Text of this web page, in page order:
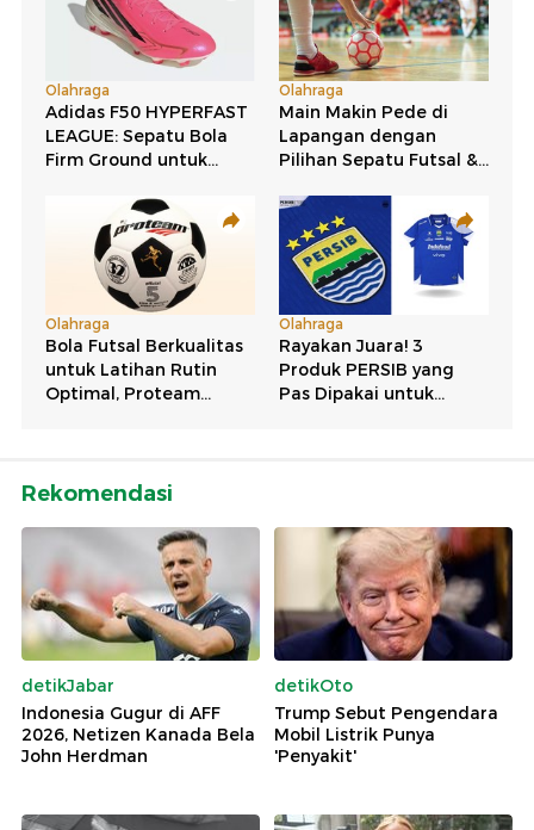
Rekomendasi
detikJabar
Indonesia Gugur di AFF
2026, Netizen Kanada Bela
John Herdman
detikOto
Trump Sebut Pengendara
Mobil Listrik Punya
'Penyakit'